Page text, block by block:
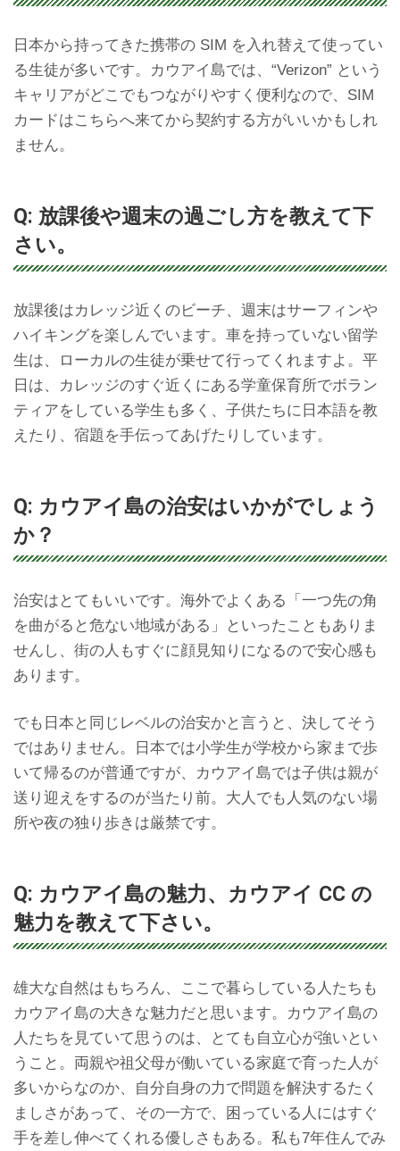
日本から持ってきた携帯の SIM を入れ替えて使ってい
る生徒が多いです。カウアイ島では、“Verizon” という
キャリアがどこでもつながりやすく便利なので、SIM
カードはこちらへ来てから契約する方がいいかもしれ
ません。
Q: 放課後や週末の過ごし方を教えて下
さい。
放課後はカレッジ近くのビーチ、週末はサーフィンや
ハイキングを楽しんでいます。車を持っていない留学
生は、ローカルの生徒が乗せて行ってくれますよ。平
日は、カレッジのすぐ近くにある学童保育所でボラン
ティアをしている学生も多く、子供たちに日本語を教
えたり、宿題を手伝ってあげたりしています。
Q: カウアイ島の治安はいかがでしょう
か？
治安はとてもいいです。海外でよくある「一つ先の角
を曲がると危ない地域がある」といったこともありま
せんし、街の人もすぐに顔見知りになるので安心感も
あります。
でも日本と同じレベルの治安かと言うと、決してそう
ではありません。日本では小学生が学校から家まで歩
いて帰るのが普通ですが、カウアイ島では子供は親が
送り迎えをするのが当たり前。大人でも人気のない場
所や夜の独り歩きは厳禁です。
Q: カウアイ島の魅力、カウアイ CC の
魅力を教えて下さい。
雄大な自然はもちろん、ここで暮らしている人たちも
カウアイ島の大きな魅力だと思います。カウアイ島の
人たちを見ていて思うのは、とても自立心が強いとい
うこと。両親や祖父母が働いている家庭で育った人が
多いからなのか、自分自身の力で問題を解決するたく
ましさがあって、その一方で、困っている人にはすぐ
手を差し伸べてくれる優しさもある。私も7年住んでみ